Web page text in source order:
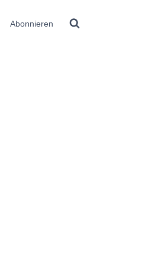
Abonnieren